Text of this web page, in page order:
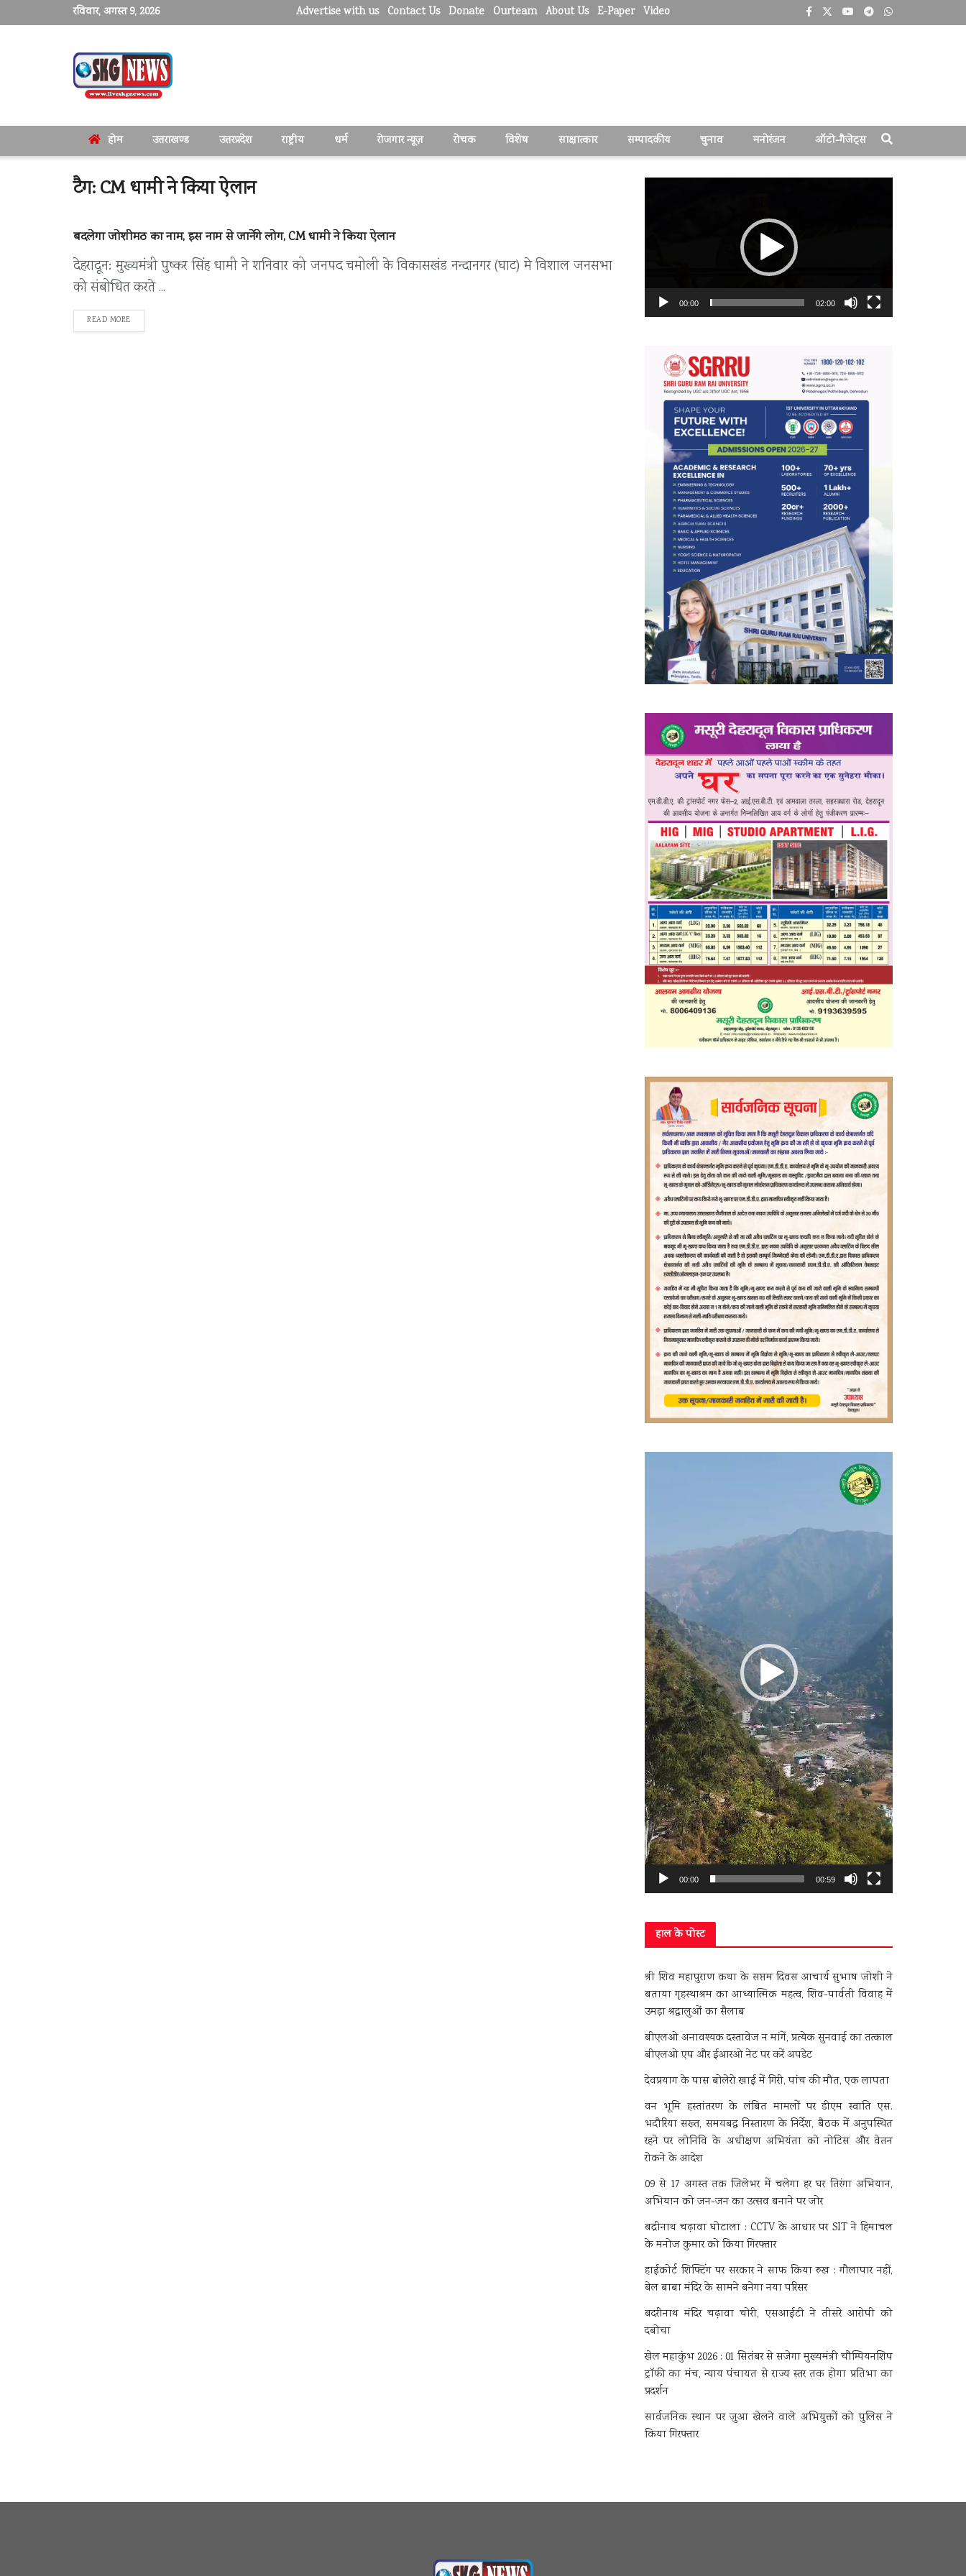
रविवार, अगस्त 9, 2026 Advertise with us Contact Us Donate Ourteam About Us E-Paper Video
होम उत्तराखण्ड उत्तरप्रदेश राष्ट्रीय धर्म रोजगार न्यूज़ रोचक विशेष साक्षात्कार सम्पादकीय चुनाव मनोरंजन ऑटो-गैजेट्स
टैग:CM धामी ने किया ऐलान
बदलेगा जोशीमठ का नाम, इस नाम से जानेंगे लोग, CM धामी ने किया ऐलान
देहरादून: मुख्यमंत्री पुष्कर सिंह धामी ने शनिवार को जनपद चमोली के विकासखंड नन्दानगर (घाट) मे विशाल जनसभा
को संबोधित करते ...
READ MOREDETAILS
00:00 02:00
00:00 00:59
हाल के पोस्ट
श्री शिव महापुराण कथा के सप्तम दिवस आचार्य सुभाष जोशी ने
बताया गृहस्थाश्रम का आध्यात्मिक महत्व, शिव-पार्वती विवाह में
उमड़ा श्रद्धालुओं का सैलाब
बीएलओ अनावश्यक दस्तावेज न मांगें, प्रत्येक सुनवाई का तत्काल
बीएलओ एप और ईआरओ नेट पर करें अपडेट
देवप्रयाग के पास बोलेरो खाई में गिरी, पांच की मौत, एक लापता
वन भूमि हस्तांतरण के लंबित मामलों पर डीएम स्वाति एस.
भदौरिया सख्त, समयबद्ध निस्तारण के निर्देश, बैठक में अनुपस्थित
रहने पर लोनिवि के अधीक्षण अभियंता को नोटिस और वेतन
रोकने के आदेश
09 से 17 अगस्त तक जिलेभर में चलेगा हर घर तिरंगा अभियान,
अभियान को जन-जन का उत्सव बनाने पर जोर
बद्रीनाथ चढ़ावा घोटाला : CCTV के आधार पर SIT ने हिमाचल
के मनोज कुमार को किया गिरफ्तार
हाईकोर्ट शिफ्टिंग पर सरकार ने साफ किया रुख : गौलापार नहीं,
बेल बाबा मंदिर के सामने बनेगा नया परिसर
बदरीनाथ मंदिर चढ़ावा चोरी, एसआईटी ने तीसरे आरोपी को
दबोचा
खेल महाकुंभ 2026 : 01 सितंबर से सजेगा मुख्यमंत्री चौम्पियनशिप
ट्रॉफी का मंच, न्याय पंचायत से राज्य स्तर तक होगा प्रतिभा का
प्रदर्शन
सार्वजनिक स्थान पर जुआ खेलने वाले अभियुक्तों को पुलिस ने
किया गिरफ्तार